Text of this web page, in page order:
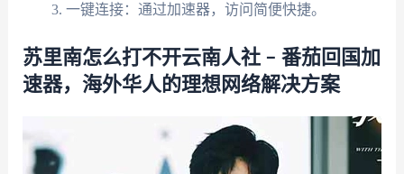
一键连接：通过加速器，访问简便快捷。
苏里南怎么打不开云南人社 – 番茄回国加
速器，海外华人的理想网络解决方案